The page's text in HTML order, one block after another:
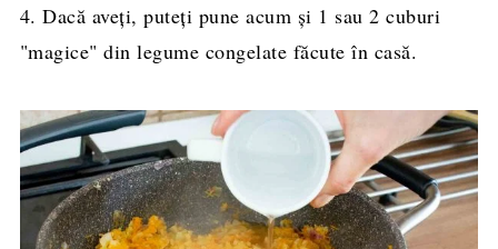
4. Dacă aveți, puteți pune acum și 1 sau 2 cuburi
"magice" din legume congelate făcute în casă.